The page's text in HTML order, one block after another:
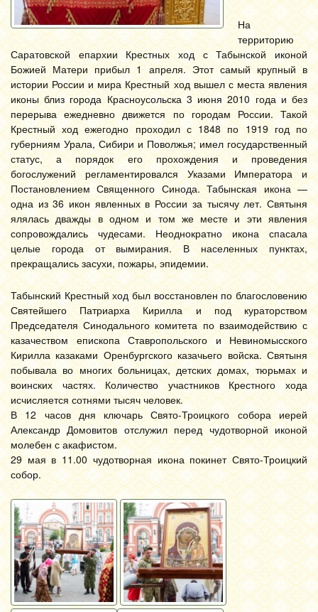
На
территорию
Саратовской епархии Крестных ход с Табынской иконой
Божией Матери прибыл 1 апреля. Этот самый крупный в
истории России и мира Крестный ход вышел с места явления
иконы близ города Красноусольска 3 июня 2010 года и без
перерыва ежедневно движется по городам России. Такой
Крестный ход ежегодно проходил с 1848 по 1919 год по
губерниям Урала, Сибири и Поволжья; имел государственный
статус, а порядок его прохождения и проведения
богослужений регламентировался Указами Императора и
Постановлением Священного Синода. Табынская икона —
одна из 36 икон явленных в России за тысячу лет. Святыня
ялялась дважды в одном и том же месте и эти явления
сопровождались чудесами. Неоднократно икона спасала
целые города от вымирания. В населенных пунктах,
прекращались засухи, пожары, эпидемии.
Табынский Крестный ход был восстановлен по благословению
Святейшего Патриарха Кирилла и под кураторством
Председателя Синодального комитета по взаимодействию с
казачеством епископа Ставропольского и Невиномысского
Кирилла казаками Оренбургского казачьего войска. Святыня
побывала во многих больницах, детских домах, тюрьмах и
воинских частях. Количество участников Крестного хода
исчисляется сотнями тысяч человек.
В 12 часов дня ключарь Свято-Троицкого собора иерей
Александр Домовитов отслужил перед чудотворной иконой
молебен с акафистом.
29 мая в 11.00 чудотворная икона покинет Свято-Троицкий
собор.